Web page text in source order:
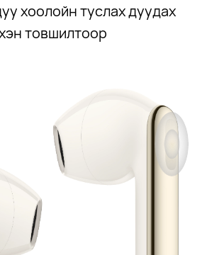
хоолойн туслах дуудах
товшилтоор